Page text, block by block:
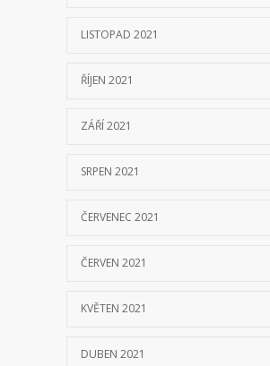
LISTOPAD 2021
ŘÍJEN 2021
ZÁŘÍ 2021
SRPEN 2021
ČERVENEC 2021
ČERVEN 2021
KVĚTEN 2021
DUBEN 2021